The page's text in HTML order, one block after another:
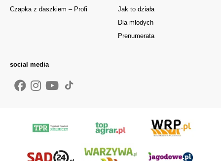
Jak to działa
Dla młodych
Prenumerata
Czapka z daszkiem – Profi
social media